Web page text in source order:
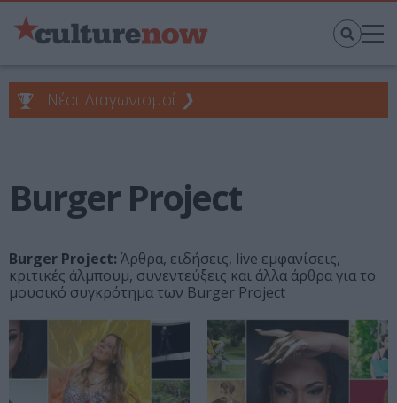
Νέοι Διαγωνισμοί ❯
Burger Project
Burger Project: Άρθρα, ειδήσεις, live εμφανίσεις,
κριτικές άλμπουμ, συνεντεύξεις και άλλα άρθρα για το
μουσικό συγκρότημα των Burger Project